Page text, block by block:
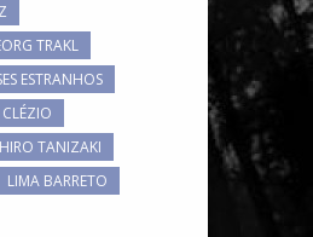
TRAKL
ESTRANHOS
CLÉZIO
TANIZAKI
LIMA BARRETO